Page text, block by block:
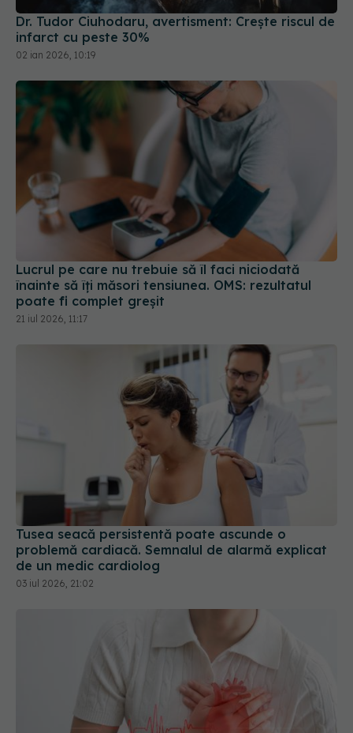
Dr. Tudor Ciuhodaru, avertisment: Crește riscul de
infarct cu peste 30%
02 ian 2026, 10:19
Lucrul pe care nu trebuie să îl faci niciodată
înainte să îți măsori tensiunea. OMS: rezultatul
poate fi complet greșit
21 iul 2026, 11:17
Tusea seacă persistentă poate ascunde o
problemă cardiacă. Semnalul de alarmă explicat
de un medic cardiolog
03 iul 2026, 21:02